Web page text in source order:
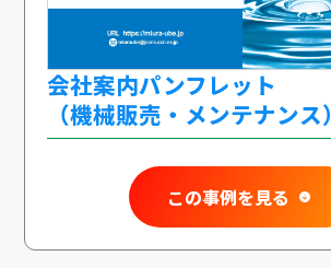
会社案内パンフレット
（機械販売・メンテナンス）
この事例を見る